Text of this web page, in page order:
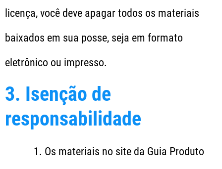
licença, você deve apagar todos os materiais
baixados em sua posse, seja em formato
eletrônico ou impresso.
3. Isenção de
responsabilidade
Os materiais no site da Guia Produto